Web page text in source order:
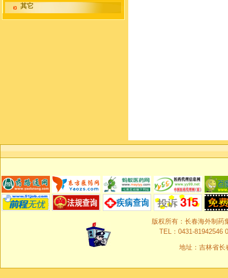
其它
版权所有：长春海外制药
TEL：0431-81942546
地址：吉林省长